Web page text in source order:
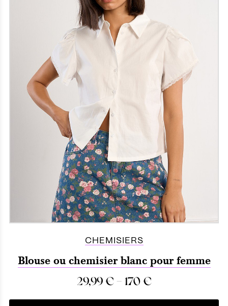
CHEMISIERS
Blouse ou chemisier blanc pour femme
29,99€– 170€